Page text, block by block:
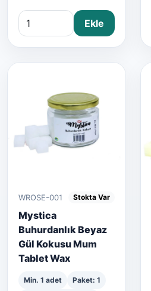
Ekle
WROSE-001 Stokta Var
Mystica
Buhurdanlık Beyaz
Gül Kokusu Mum
Tablet Wax
Min. 1 adet
Paket: 1